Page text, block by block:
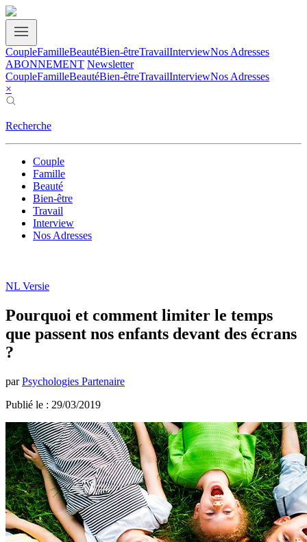
CoupleFamilleBeautéBien-êtreTravailInterviewNos Adresses
ABONNEMENT Newsletter
CoupleFamilleBeautéBien-êtreTravailInterviewNos Adresses
×
Recherche
Couple
Famille
Beauté
Bien-être
Travail
Interview
Nos Adresses
NL Versie
Pourquoi et comment limiter le temps
que passent nos enfants devant des écrans
?
par Psychologies Partenaire
Publié le : 29/03/2019